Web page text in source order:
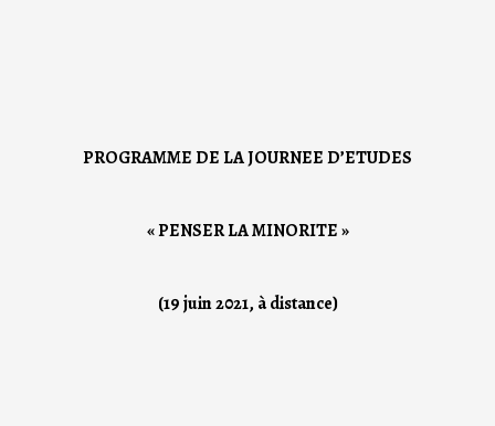
PROGRAMME DE LA JOURNEE D’ETUDES
« PENSER LA MINORITE »
(19 juin 2021, à distance)